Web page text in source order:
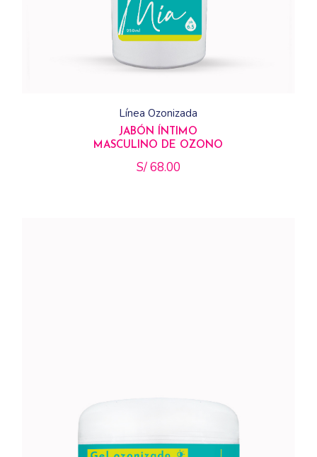
Línea Ozonizada
JABÓN ÍNTIMO
MASCULINO DE OZONO
S/68.00